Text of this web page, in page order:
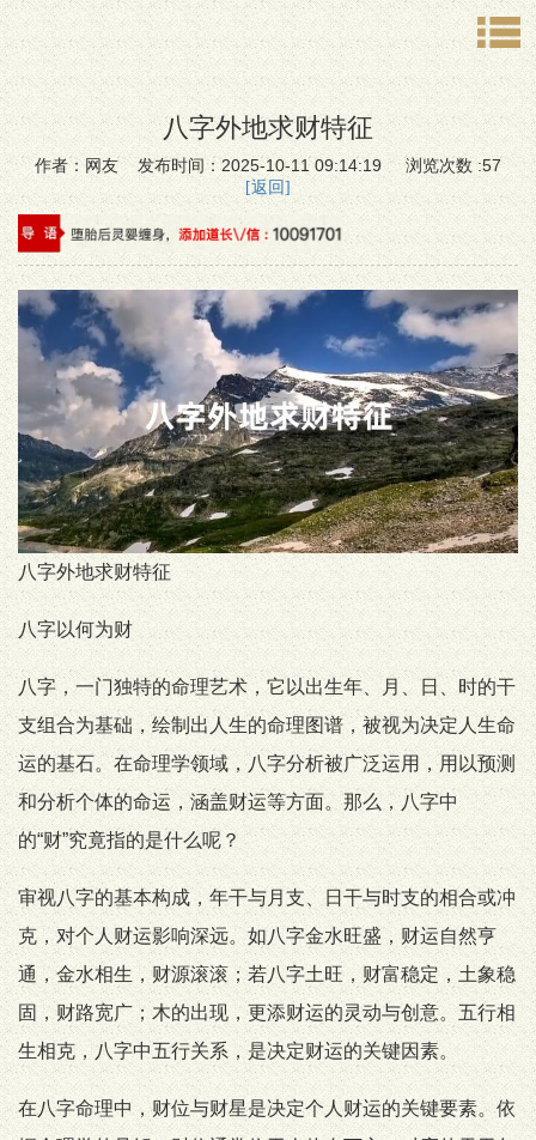
八字外地求财特征
作者：网友 发布时间：2025-10-11 09:14:19 浏览次数 :57
[返回]
八字外地求财特征
八字以何为财
八字，一门独特的命理艺术，它以出生年、月、日、时的干
支组合为基础，绘制出人生的命理图谱，被视为决定人生命
运的基石。在命理学领域，八字分析被广泛运用，用以预测
和分析个体的命运，涵盖财运等方面。那么，八字中
的“财”究竟指的是什么呢？
审视八字的基本构成，年干与月支、日干与时支的相合或冲
克，对个人财运影响深远。如八字金水旺盛，财运自然亨
通，金水相生，财源滚滚；若八字土旺，财富稳定，土象稳
固，财路宽广；木的出现，更添财运的灵动与创意。五行相
生相克，八字中五行关系，是决定财运的关键因素。
在八字命理中，财位与财星是决定个人财运的关键要素。依